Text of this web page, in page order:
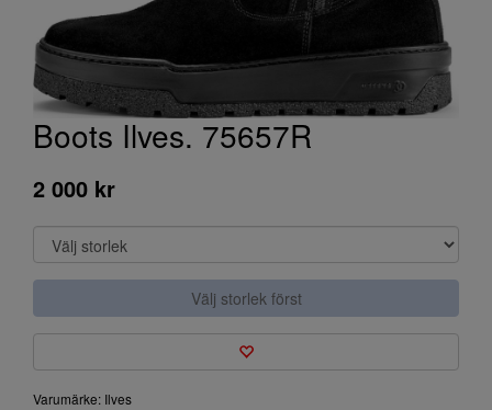
Boots Ilves. 75657R
2 000 kr
Välj storlek först
Varumärke: Ilves